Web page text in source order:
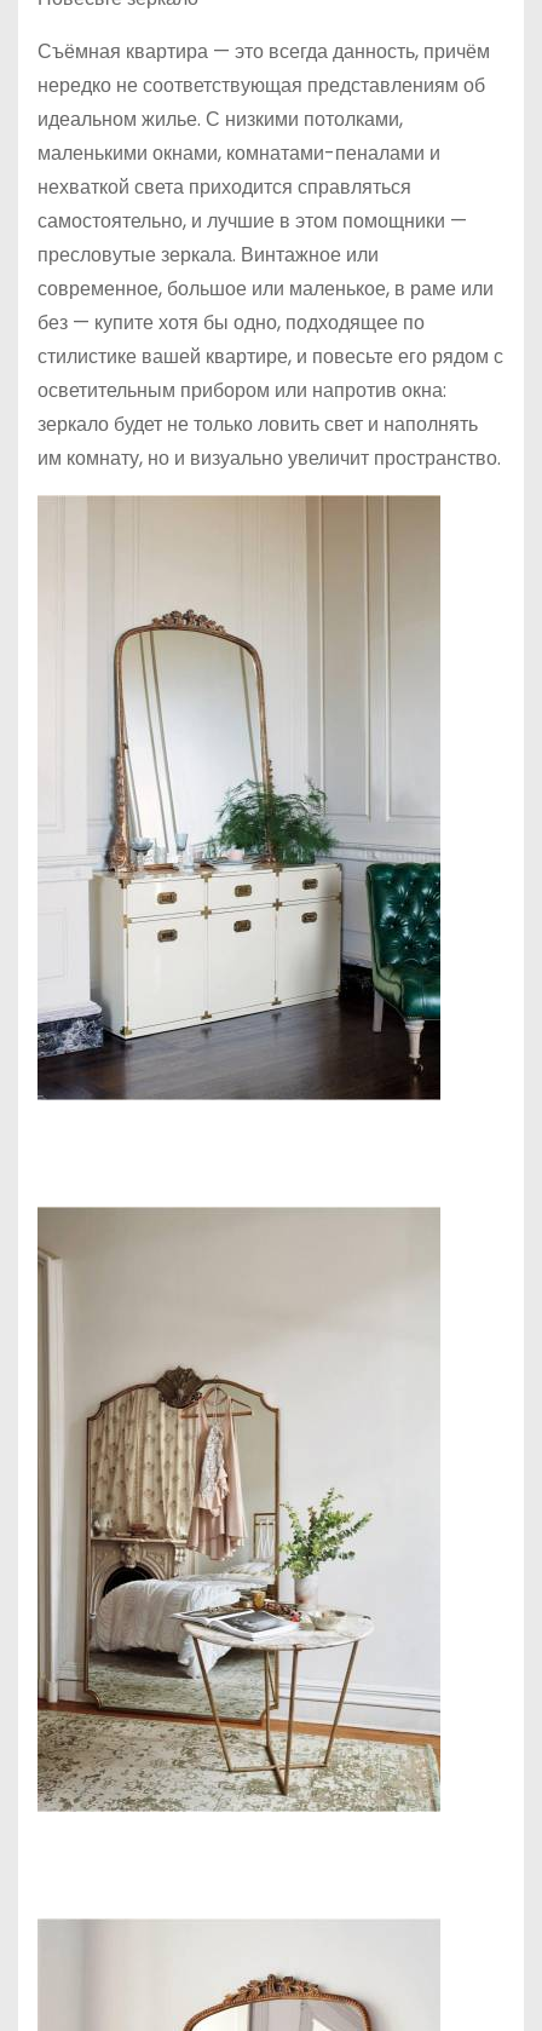
Съёмная квартира — это всегда данность, причём
нередко не соответствующая представлениям об
идеальном жилье. С низкими потолками,
маленькими окнами, комнатами-пеналами и
нехваткой света приходится справляться
самостоятельно, и лучшие в этом помощники —
пресловутые зеркала. Винтажное или
современное, большое или маленькое, в раме или
без — купите хотя бы одно, подходящее по
стилистике вашей квартире, и повесьте его рядом с
осветительным прибором или напротив окна:
зеркало будет не только ловить свет и наполнять
им комнату, но и визуально увеличит пространство.